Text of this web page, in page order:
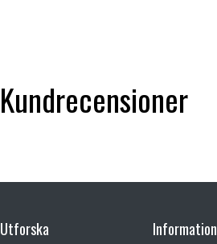
Kundrecensioner
Utforska Information